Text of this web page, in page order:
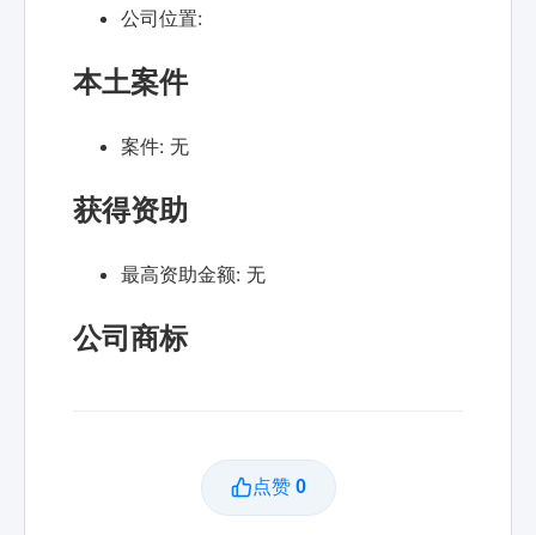
公司位置:
本土案件
案件: 无
获得资助
最高资助金额: 无
公司商标
点赞 0